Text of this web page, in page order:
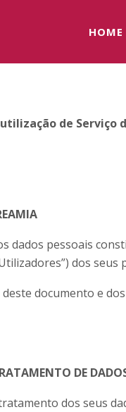
HOME
de Serviço
dados pessoais
dos seus
documento e
DE
dos seus